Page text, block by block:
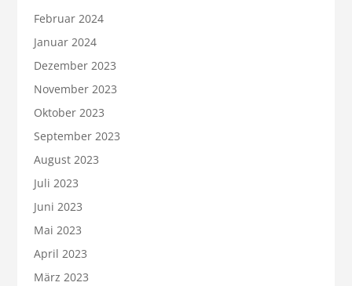
Februar 2024
Januar 2024
Dezember 2023
November 2023
Oktober 2023
September 2023
August 2023
Juli 2023
Juni 2023
Mai 2023
April 2023
März 2023